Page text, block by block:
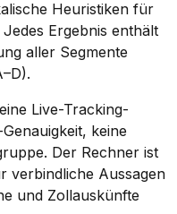
Heuristiken für
Ergebnis enthält
aller Segmente
Live-Tracking-
keine
Der Rechner ist
verbindliche Aussagen
und Zollauskünfte